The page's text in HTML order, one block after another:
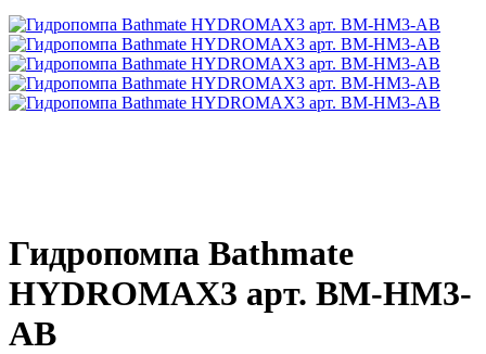
Гидропомпа Bathmate
HYDROMAX3 арт. BM-HM3-
AB